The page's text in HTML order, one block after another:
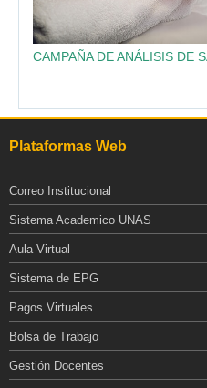
CAMPAÑA DE ANÁLISIS DE
Plataformas Web
Correo Institucional
Sistema Academico UNAS
Aula Virtual
Sistema de EPG
Pagos Virtuales
Bolsa de Trabajo
Gestión Docentes